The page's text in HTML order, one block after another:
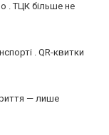
. ТЦК більше не
. QR-квитки
— лише